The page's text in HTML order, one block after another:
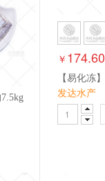
￥ 174.60
发达水产